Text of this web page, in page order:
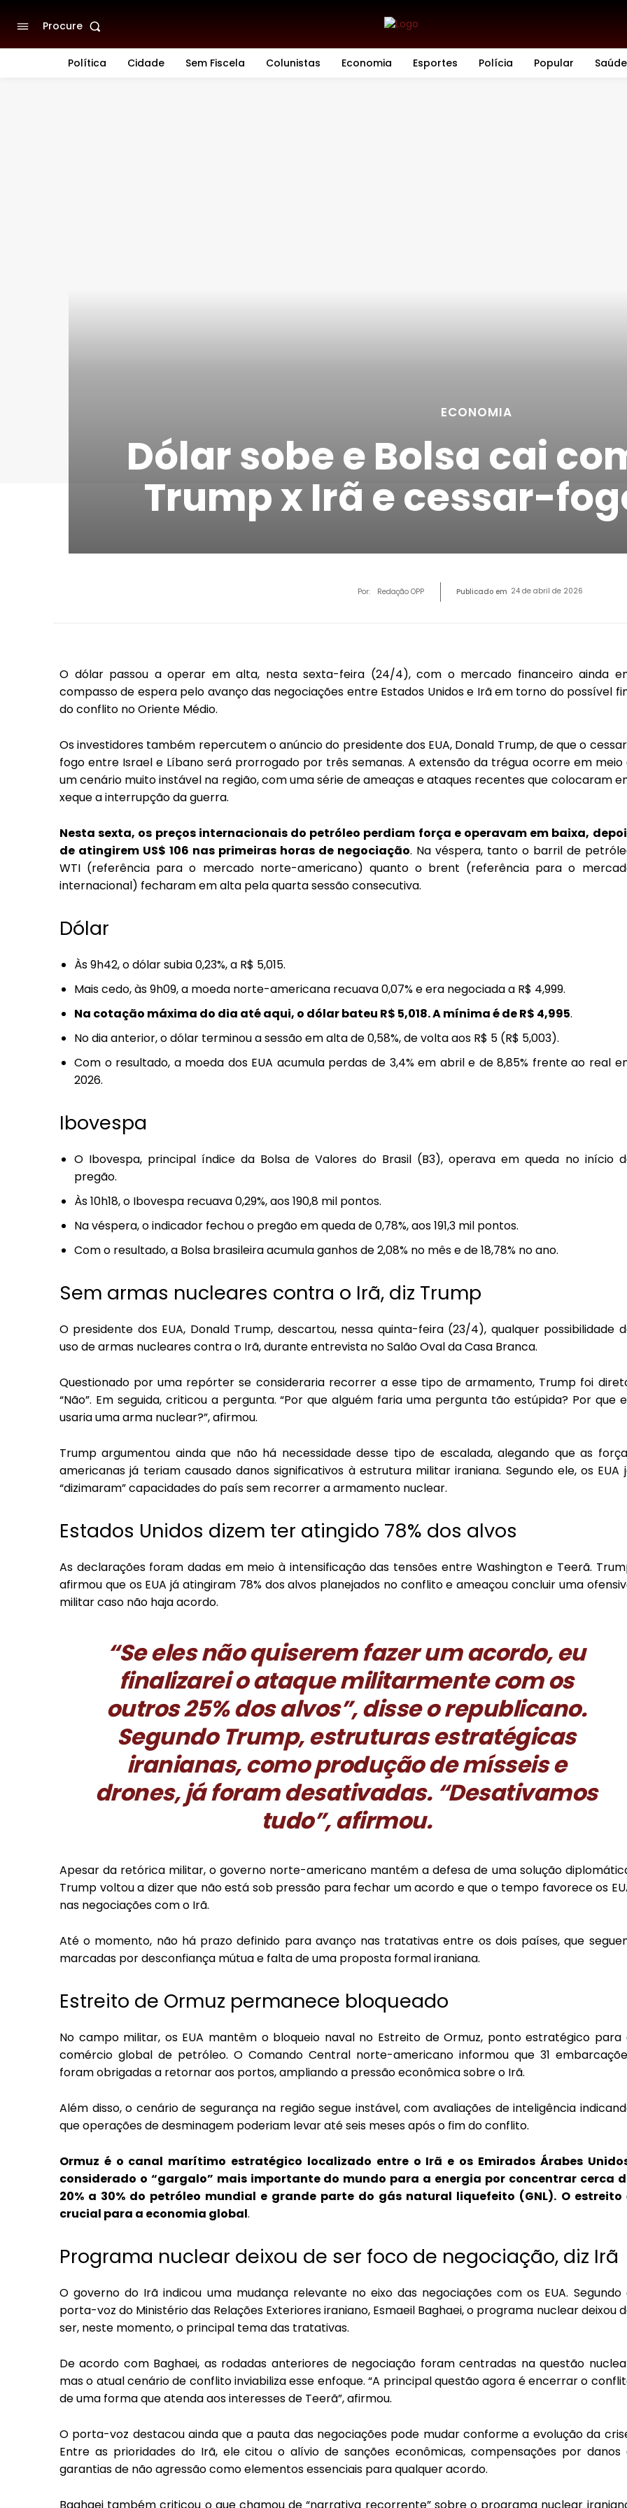
Procure
Política Cidade Sem Fiscela Colunistas Economia Esportes Polícia Popular Saúde
ECONOMIA
Dólar sobe e Bolsa cai
Trump x Irã e cessar-
Por: Redação OPP Publicado em 24 de abril de 2026
O dólar passou a operar em alta, nesta sexta-feira (24/4), com o mercado financeiro ainda
compasso de espera pelo avanço das negociações entre Estados Unidos e Irãem torno do possível
do conflito no Oriente Médio.
Os investidores também repercutemo anúncio do presidente dos EUA, Donald Trump, de que o
fogo entre Israel e Líbano será prorrogado por três semanas. A extensão da trégua ocorre em meio
um cenário muito instável na região, com uma série de ameaças e ataques recentes que colocaram
xeque a interrupção da guerra.
Nesta sexta, os preços internacionais do petróleo perdiam força e operavam em baixa,
de atingirem US$ 106 nas primeiras horas de negociação. Na véspera, tanto o barril de
WTI (referência para o mercado norte-americano) quanto o brent (referência para o
internacional) fecharam em alta pela quarta sessão consecutiva.
Dólar
Às 9h42, o dólar subia 0,23%, a R$ 5,015.
Mais cedo, às 9h09, a moeda norte-americana recuava 0,07% e era negociada a R$ 4,999.
Na cotação máxima do dia até aqui, o dólar bateu R$ 5,018. A mínima é de R$ 4,995.
No dia anterior, o dólar terminou a sessão em alta de 0,58%, de volta aos R$ 5 (R$ 5,003).
Com o resultado, a moeda dos EUA acumula perdas de 3,4% em abril e de 8,85% frente ao real
2026.
Ibovespa
O Ibovespa, principal índice da Bolsa de Valores do Brasil (B3), operava em queda no início
pregão.
Às 10h18, o Ibovespa recuava 0,29%, aos 190,8 mil pontos.
Na véspera, o indicador fechou o pregão em queda de 0,78%, aos 191,3 mil pontos.
Com o resultado, a Bolsa brasileira acumula ganhos de 2,08% no mês e de 18,78% no ano.
Sem armas nucleares contra o Irã, diz Trump
O presidente dos EUA, Donald Trump, descartou, nessa quinta-feira (23/4), qualquer possibilidade
uso de armas nucleares contra o Irã, durante entrevista no Salão Oval da Casa Branca.
Questionado por uma repórter se consideraria recorrer a esse tipo de armamento, Trump foi
“Não”. Em seguida, criticou a pergunta. “Por que alguém faria uma pergunta tão estúpida? Por que
usaria uma arma nuclear?”, afirmou.
Trump argumentou ainda que não há necessidade desse tipo de escalada, alegando que as
americanas já teriam causado danos significativos à estrutura militar iraniana. Segundo ele, os EUA
“dizimaram” capacidades do país sem recorrer a armamento nuclear.
Estados Unidos dizem ter atingido 78% dos alvos
As declarações foram dadas em meio à intensificação das tensões entre Washington e Teerã.
afirmou que os EUA já atingiram 78% dos alvos planejados no conflito e ameaçou concluir uma
militar caso não haja acordo.
“Se eles não quiserem fazer um acordo, eu
finalizarei o ataque militarmente com os
outros 25% dos alvos”, disse o republicano.
Segundo Trump, estruturas estratégicas
iranianas, como produção de mísseis e
drones, já foram desativadas. “Desativamos
tudo”, afirmou.
Apesar da retórica militar, o governo norte-americano mantém a defesa de uma solução
Trump voltou a dizer que não está sob pressão para fechar um acordo e que o tempo favorece os
nas negociações com o Irã.
Até o momento, não há prazo definido para avanço nas tratativas entre os dois países, que
marcadas por desconfiança mútua e falta de uma proposta formal iraniana.
Estreito de Ormuz permanece bloqueado
No campo militar, os EUA mantêm o bloqueio naval no Estreito de Ormuz, ponto estratégico para
comércio global de petróleo. O Comando Central norte-americano informou que 31
foram obrigadas a retornar aos portos, ampliando a pressão econômica sobre o Irã.
Além disso, o cenário de segurança na região segue instável, com avaliações de inteligência
que operações de desminagem poderiam levar até seis meses após o fim do conflito.
Ormuz é o canal marítimo estratégico localizado entre o Irã e os Emirados Árabes
considerado o “gargalo” mais importante do mundo para a energia por concentrar cerca
20% a 30% do petróleo mundial e grande parte do gás natural liquefeito (GNL). O estreito
crucial para a economia global.
Programa nuclear deixou de ser foco de negociação, diz Irã
O governo do Irã indicou uma mudança relevante no eixo das negociações com os EUA. Segundo
porta-voz do Ministério das Relações Exteriores iraniano, Esmaeil Baghaei, o programa nuclear deixou
ser, neste momento, o principal tema das tratativas.
De acordo com Baghaei, as rodadas anteriores de negociação foram centradas na questão
mas o atual cenário de conflito inviabiliza esse enfoque. “A principal questão agora é encerrar o
de uma forma que atenda aos interesses de Teerã”, afirmou.
O porta-voz destacou ainda que a pauta das negociações pode mudar conforme a evolução da
Entre as prioridades do Irã, ele citou o alívio de sanções econômicas, compensações por danos
garantias de não agressão como elementos essenciais para qualquer acordo.
Baghaei também criticou o que chamou de “narrativa recorrente” sobre o programa nuclear